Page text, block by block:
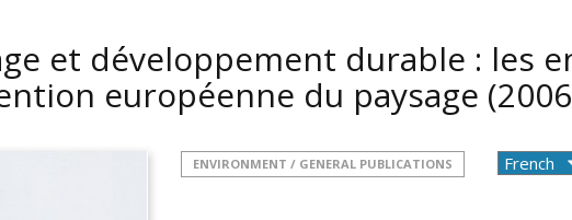
et développement durable : les
européenne du paysage
ENVIRONMENT / GENERAL PUBLICATIONS